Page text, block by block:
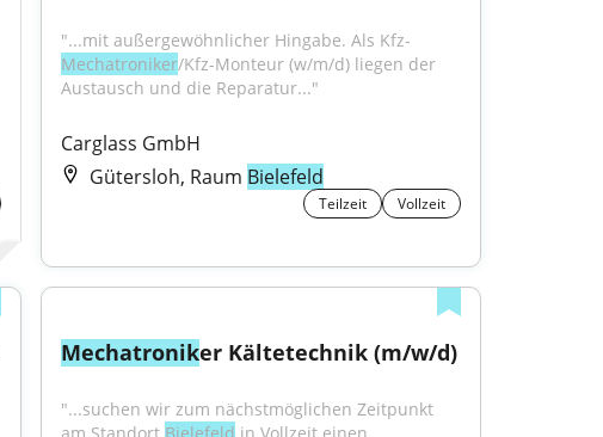
"...mit außergewöhnlicher Hingabe. Als Kfz-
Mechatroniker/Kfz-Monteur (w/m/d) liegen der
Austausch und die Reparatur..."
Carglass GmbH
Gütersloh, Raum Bielefeld
Teilzeit Vollzeit
Mechatroniker Kältetechnik (m/w/d)
"...suchen wir zum nächstmöglichen Zeitpunkt